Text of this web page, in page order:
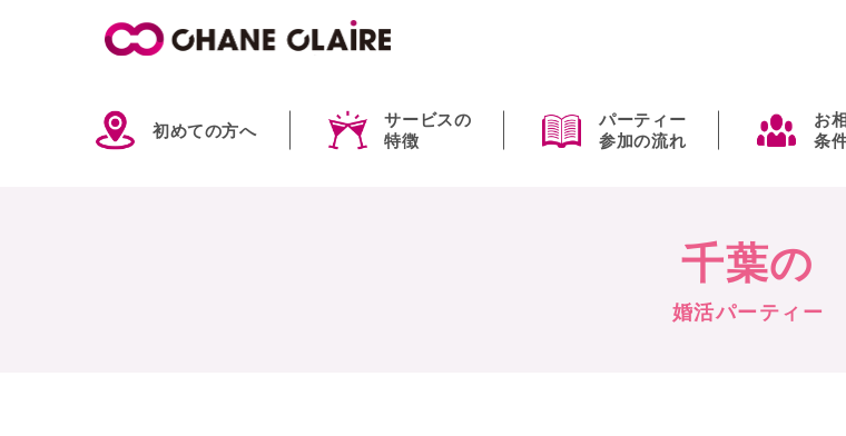
初めての方へ
サービスの
特徴
パーティー
参加の流れ
お
条
千葉の
婚活パーティー